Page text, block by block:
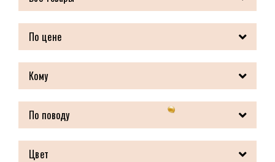
По цене
Кому
По поводу
Цвет